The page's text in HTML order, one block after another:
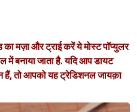
मज़ा और ट्राई करें ये मोस्ट पॉप्युलर
बनाया जाता है. यदि आप डायट
हैं, तो आपको यह ट्रेडिशनल जायक़ा